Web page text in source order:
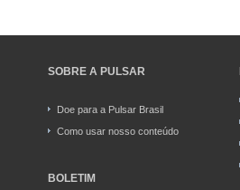
SOBRE A PULSAR
Doe para a Pulsar Brasil
Como usar nosso conteúdo
BOLETIM